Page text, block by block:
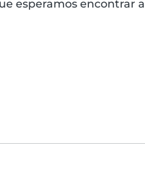
esperamos encontrar a